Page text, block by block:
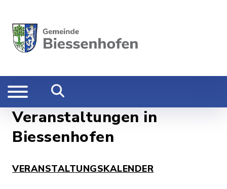
Veranstaltungen in
Biessenhofen
VERANSTALTUNGSKALENDER